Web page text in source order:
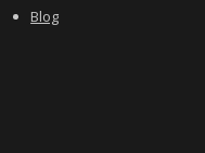
Blog